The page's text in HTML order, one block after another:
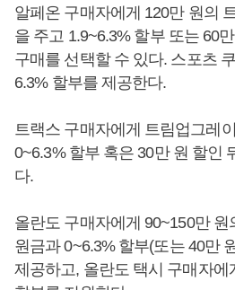
알페온 구매자에게 120만 원의
을 주고 1.9~6.3% 할부 또는 60
구매를 선택할 수 있다. 스포츠
6.3% 할부를 제공한다.
트랙스 구매자에게 트림업그레
0~6.3% 할부 혹은 30만 원 할인
다.
올란도 구매자에게 90~150만 원
원금과 0~6.3% 할부(또는 40만
제공하고, 올란도 택시 구매자에